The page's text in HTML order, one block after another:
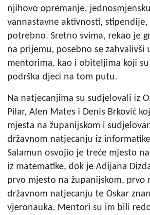
njihovo opremanje,
vannastavne aktivnosti, stipendije,
potrebno. Sretno svima, rekao je
na prijemu, posebno se zahvalivši
mentorima, kao i obiteljima koji
podrška djeci na tom putu.
Na natjecanjima su sudjelovali iz
Pilar, Alen Mates i Denis Brković
mjesta na županijskom i
državnom natjecanju iz
Salamun osvojio je treće mjesto
iz matematike, dok je Adijana
prvo mjesto na županijskom, prvo
državnom natjecanju te Oskar
vjeronauka. Mentori su im bili